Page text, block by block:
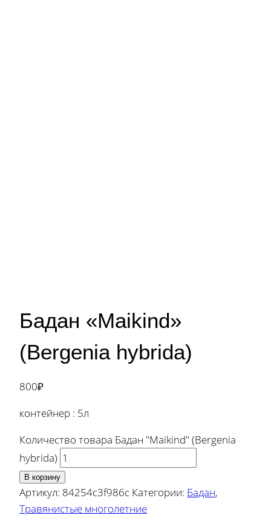
Бадан «Maikind»
(Bergenia hybrida)
800₽
контейнер : 5л
Количество товара Бадан "Maikind" (Bergenia
hybrida)
В корзину
Артикул: 84254c3f986c Категории: Бадан,
Травянистые многолетние